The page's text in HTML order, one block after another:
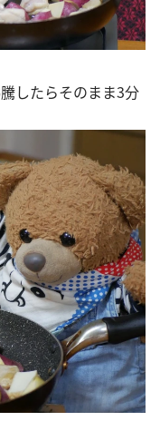
したらそのまま3分